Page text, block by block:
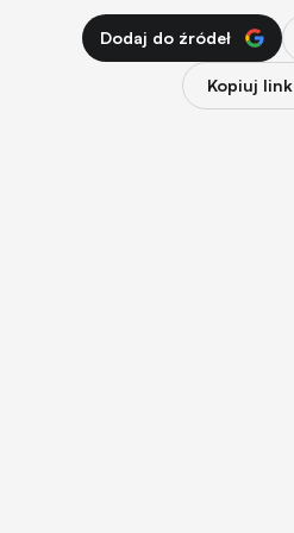
Dodaj do źródeł
Kopiuj link